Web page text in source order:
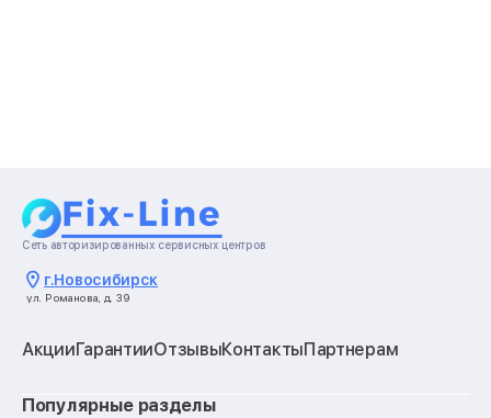
Сеть авторизированных сервисных центров
г.Новосибирск
ул. Романова, д. 39
АкцииГарантииОтзывыКонтактыПартнерам
Популярные разделы